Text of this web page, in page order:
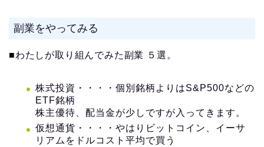
副業をやってみる
■わたしが取り組んでみた副業 ５選。
株式投資・・・・個別銘柄よりはS&P500などの
ETF銘柄
株主優待、配当金が少しですが入ってきます。
仮想通貨・・・・やはりビットコイン、イーサ
リアムをドルコスト平均で買う